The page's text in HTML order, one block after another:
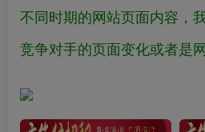
不同时期的网站页面内容，
竞争对手的页面变化或者是